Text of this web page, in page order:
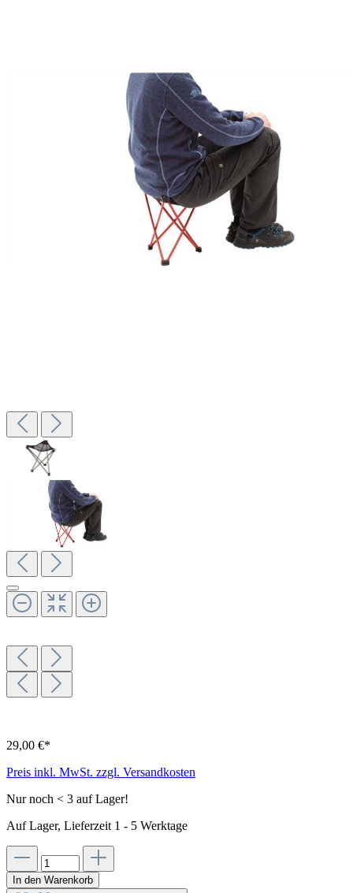
29,00 €*
Preis inkl. MwSt. zzgl. Versandkosten
Nur noch < 3 auf Lager!
Auf Lager, Lieferzeit 1 - 5 Werktage
In den Warenkorb